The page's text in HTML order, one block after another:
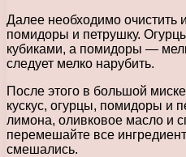
Далее необходимо очистить
помидоры и петрушку.
кубиками, а помидоры —
следует мелко нарубить.
После этого в большой
кускус, огурцы, помидоры и
лимона, оливковое масло и
перемешайте все
смешались.